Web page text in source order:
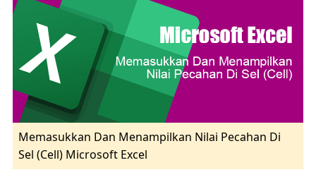
Memasukkan Dan Menampilkan Nilai Pecahan Di
Sel (Cell) Microsoft Excel